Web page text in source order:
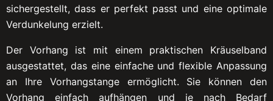
sichergestellt, dass er perfekt passt und eine optimale
Verdunkelung erzielt.
Der Vorhang ist mit einem praktischen Kräuselband
ausgestattet, das eine einfache und flexible Anpassung
an Ihre Vorhangstange ermöglicht. Sie können den
Vorhang einfach aufhängen und je nach Bedarf